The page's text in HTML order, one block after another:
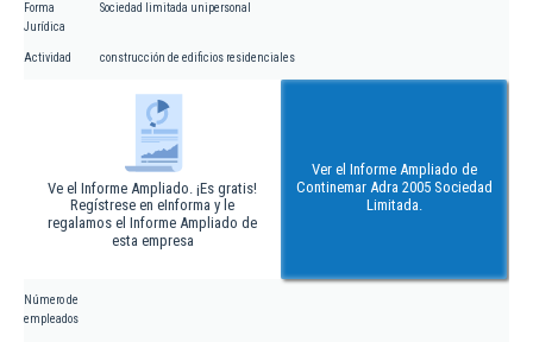
Forma
Jurídica
Sociedad limitada unipersonal
Actividad construcción de edificios residenciales
Ve el Informe Ampliado. ¡Es gratis!
Regístrese en eInforma y le
regalamos el Informe Ampliado de
esta empresa
Ver el Informe Ampliado de
Continemar Adra 2005 Sociedad
Limitada.
Número de
empleados